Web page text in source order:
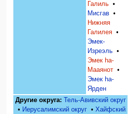
Галиль •
Мисгав •
Нижняя
Галилея •
Эмек-
Изреэль •
Эмек hа-
Мааянот •
Эмек hа-
Ярден
Другие округа:
Тель-Авивский округ
• Иерусалимский округ •Хайфский